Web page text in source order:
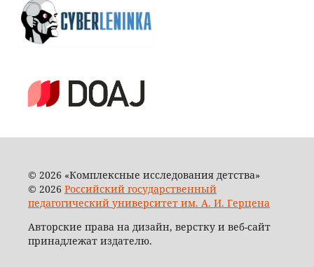
© 2026 «Комплексные исследования детства»
© 2026 Российский государственный
педагогический университет им. А. И. Герцена
Авторские права на дизайн, верстку и веб-сайт
принадлежат издателю.